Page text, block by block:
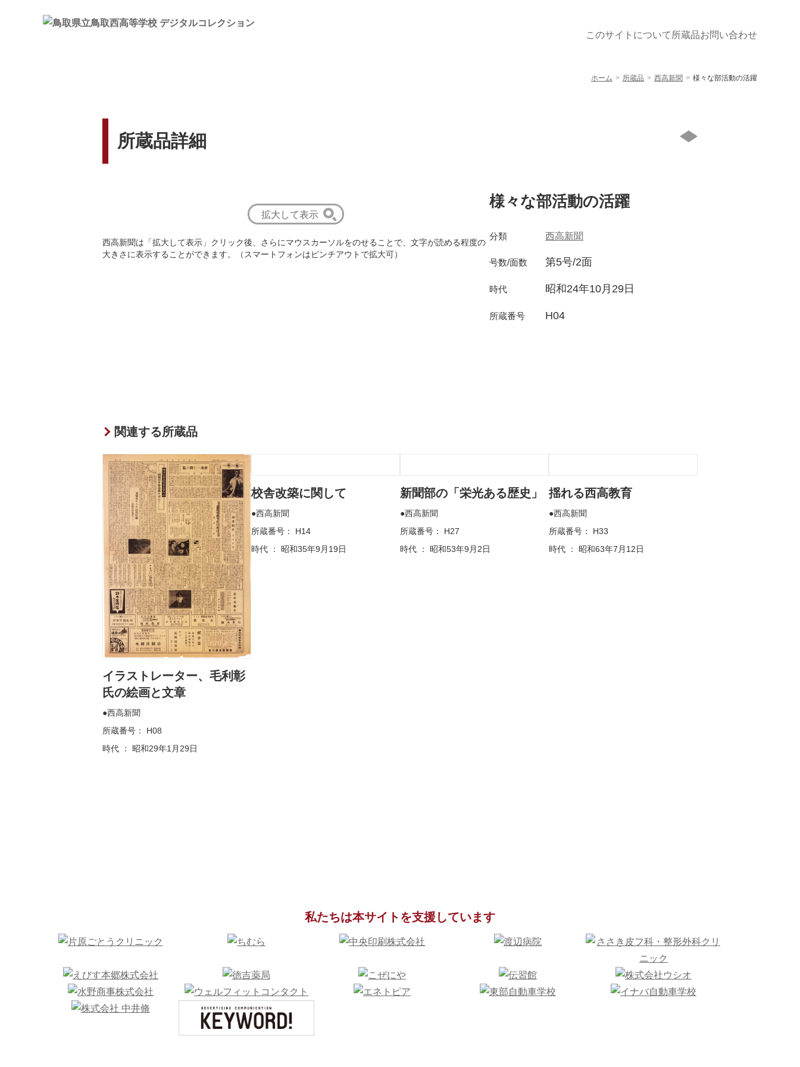
このサイトについて 所蔵品お問い合わせ
ホーム 所蔵品 西高新聞 様々な部活動の活躍
所蔵品詳細
拡大して表示
西高新聞は「拡大して表示」クリック後、さらにマウスカーソルをのせることで、文字が読める程度の
大きさに表示することができます。（スマートフォンはピンチアウトで拡大可）
様々な部活動の活躍
分類 西高新聞
号数/面数 第5号/2面
時代 昭和24年10月29日
所蔵番号 H04
関連する所蔵品
イラストレーター、毛利彰
氏の絵画と文章
西高新聞
所蔵番号： H08
時代 ： 昭和29年1月29日
校舎改築に関して
西高新聞
所蔵番号： H14
時代 ： 昭和35年9月19日
新聞部の「栄光ある歴史」
西高新聞
所蔵番号： H27
時代 ： 昭和53年9月2日
揺れる西高教育
西高新聞
所蔵番号： H33
時代 ： 昭和63年7月12日
私たちは本サイトを支援しています